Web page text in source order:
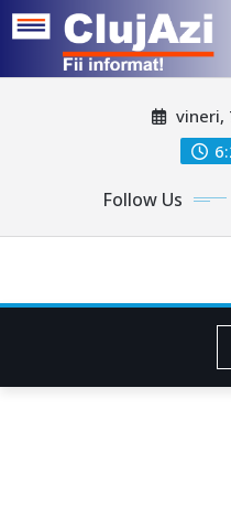
vineri,
Follow Us